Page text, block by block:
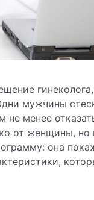
мужчины
менее
от женщины,
она